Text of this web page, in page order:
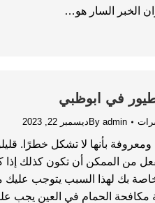
الخبر السار هو…
في ابوظبي
By admin ديسمبر 22, 2023
ومعروفة بأنها لا تشكل خطرًا.
من الممكن أن تكون كذلك
بك لهذا السبب يتوجب عليك
مكافحة الحمام في العين يجب